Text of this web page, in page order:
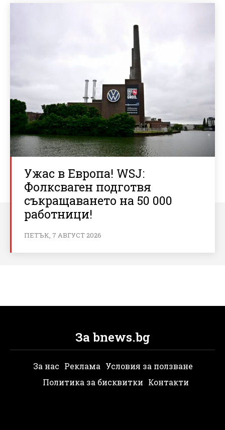
Ужас в Европа! WSJ:
Фолксваген подготвя
съкращаването на 50 000
работници!
ПЕТЪК, 7 АВГУСТ 2026
За bnews.bg
За нас Реклама Условия за ползване
Политика за бисквитки Контакти